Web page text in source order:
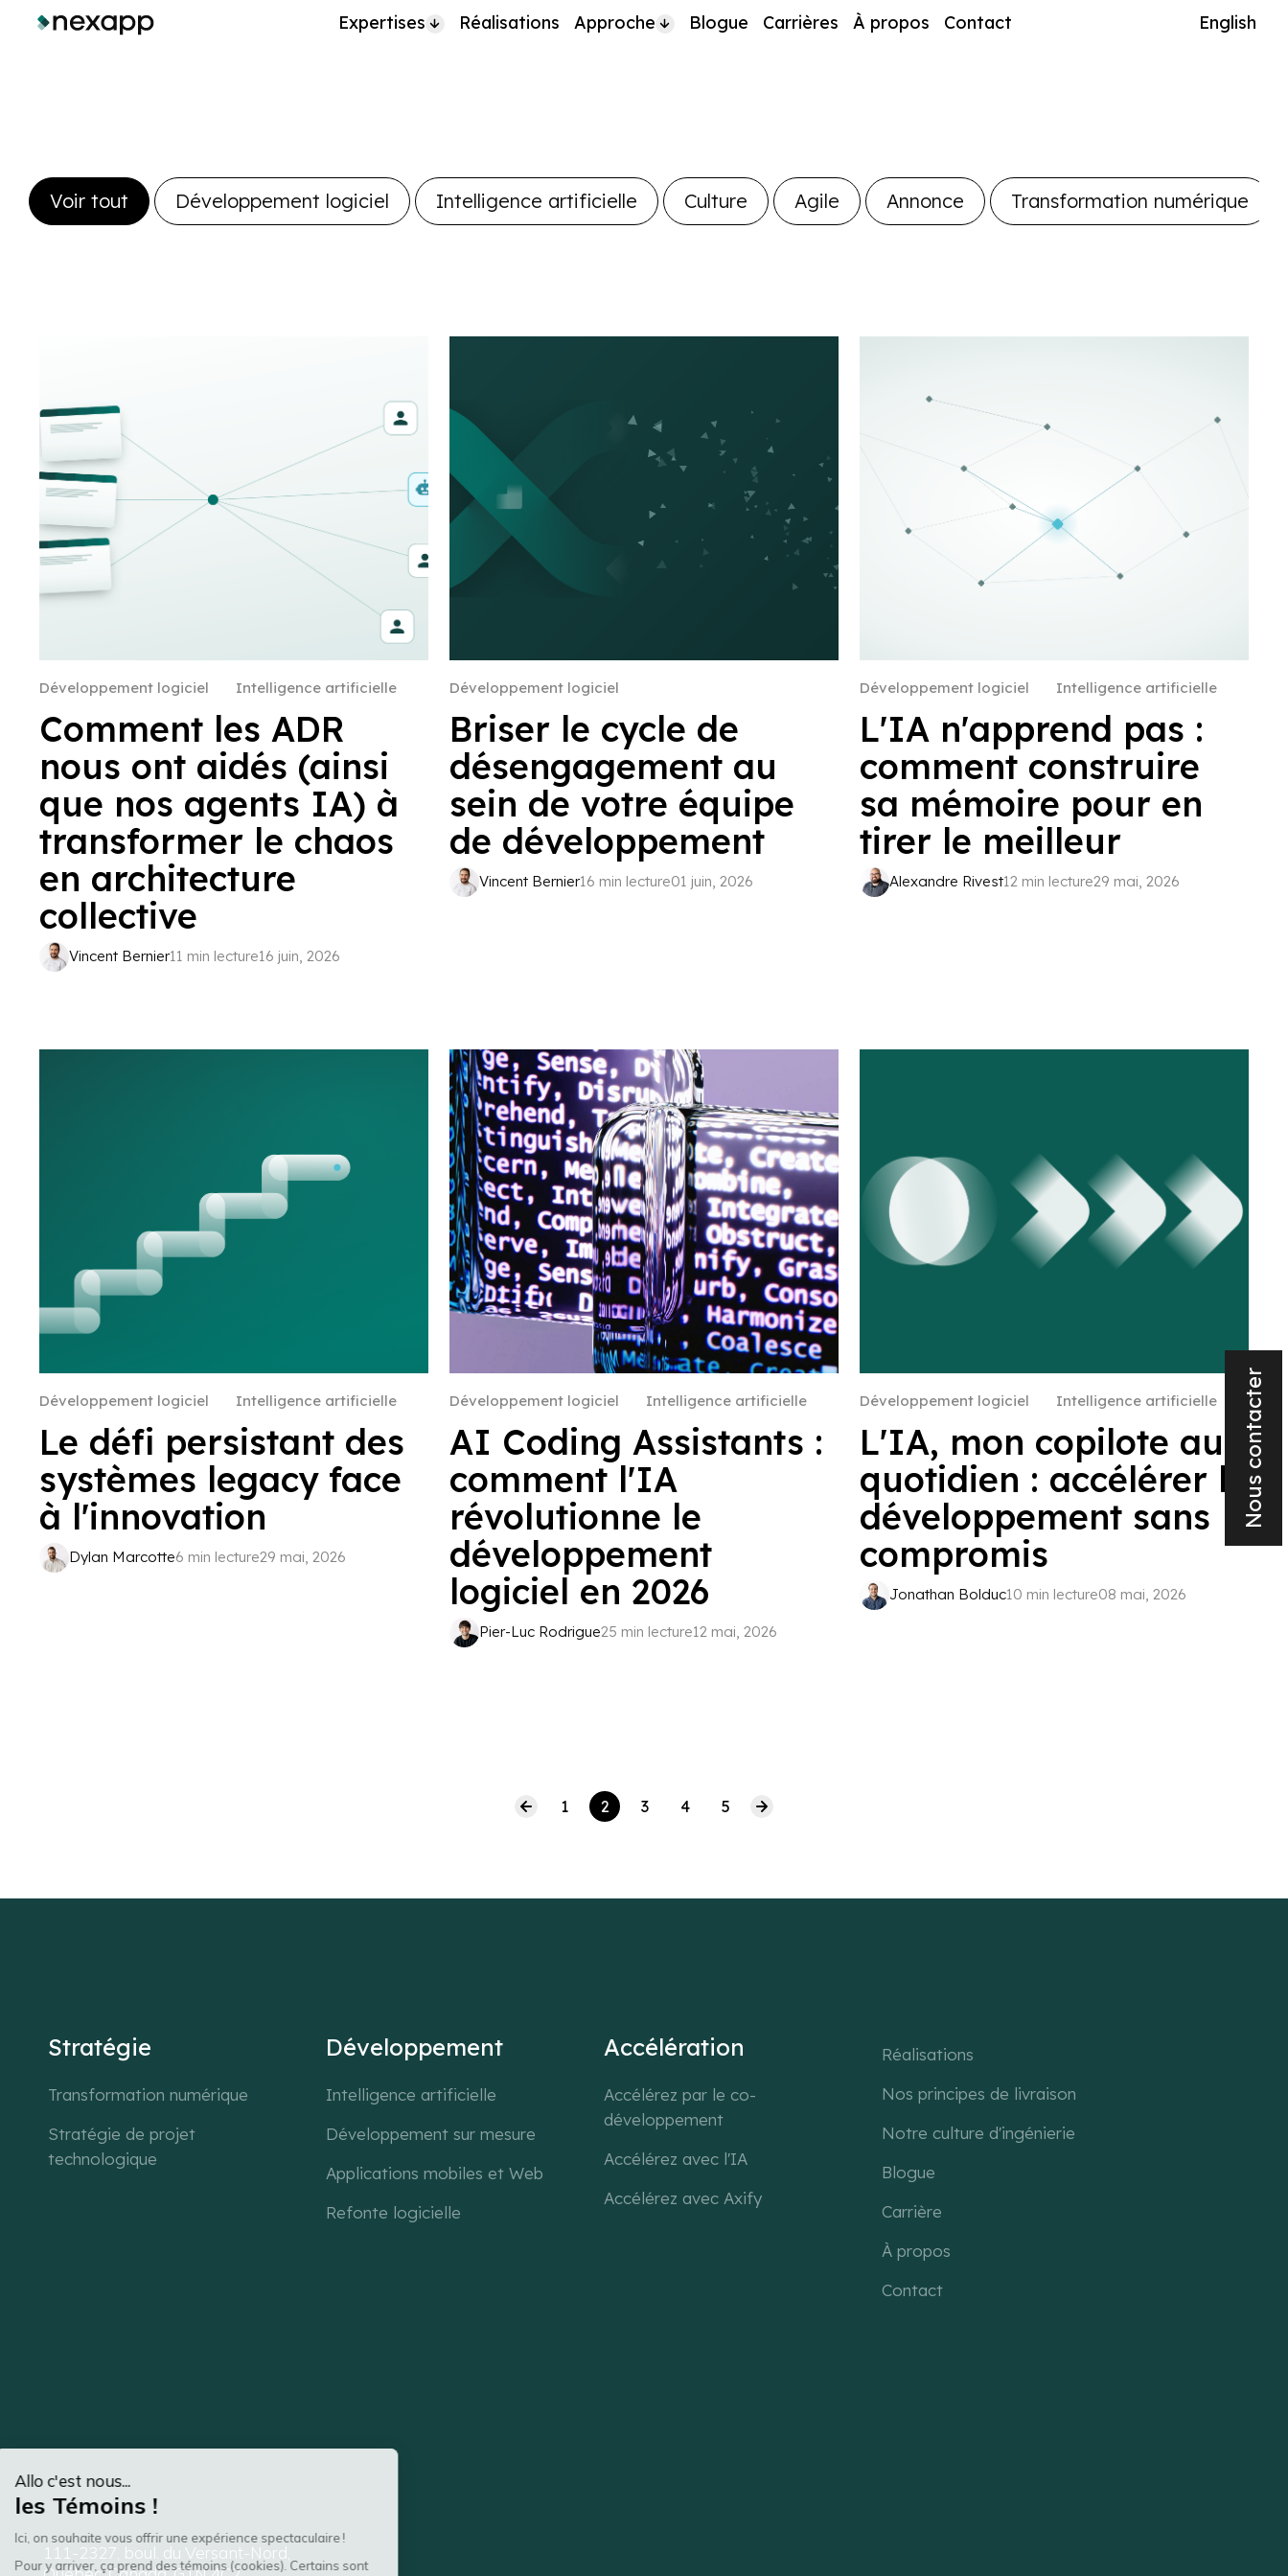
Nous contacter
Expertises Réalisations Approche Blogue Carrières À propos Contact English
Voir tout Développement logiciel Intelligence artificielle Culture Agile Annonce Transformation numérique
Développement logiciel Intelligence artificielle
Comment les ADR
nous ont aidés (ainsi
que nos agents IA) à
transformer le chaos
en architecture
collective
Vincent Bernier11 min lecture16 juin, 2026
Développement logiciel
Briser le cycle de
désengagement au
sein de votre équipe
de développement
Vincent Bernier16 min lecture01 juin, 2026
Développement logiciel Intelligence artificielle
L'IA n'apprend pas :
comment construire
sa mémoire pour en
tirer le meilleur
Alexandre Rivest12 min lecture29 mai, 2026
Développement logiciel Intelligence artificielle
Le défi persistant des
systèmes legacy face
à l'innovation
Dylan Marcotte6 min lecture29 mai, 2026
Développement logiciel Intelligence artificielle
AI Coding Assistants :
comment l'IA
révolutionne le
développement
logiciel en 2026
Pier-Luc Rodrigue25 min lecture12 mai, 2026
Développement logiciel Intelligence artificielle
L'IA, mon copilote au
quotidien : accélérer le
développement sans
compromis
Jonathan Bolduc10 min lecture08 mai, 2026
1 2 3 4 5
Stratégie
Transformation numérique
Stratégie de projet
technologique
Développement
Intelligence artificielle
Développement sur mesure
Applications mobiles et Web
Refonte logicielle
Accélération
Accélérez par le co-
développement
Accélérez avec l'IA
Accélérez avec Axify
Réalisations
Nos principes de livraison
Notre culture d'ingénierie
Blogue
Carrière
À propos
Contact
111-2327, boul. du Versant-Nord,